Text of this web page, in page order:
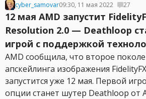
cyber_samovar09:30, 11 мая 2022 27
12 мая AMD запустит
Resolution 2.0 — Deathloop
игрой с поддержкой
AMD сообщила, что второе
апскейлинга изображения
запустится уже 12 мая. Первой
опции станет шутер Deathloop от